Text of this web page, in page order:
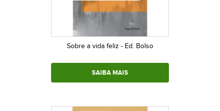
Sobre a vida feliz - Ed. Bolso
SAIBA MAIS